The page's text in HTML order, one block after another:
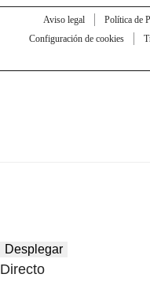
Aviso legal Política de
Configuración de cookies
Desplegar
Directo